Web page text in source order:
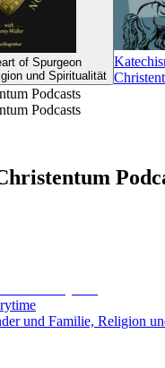
of Spurgeon
und Spiritualität
Podcasts
Podcasts
und Familie, Religion